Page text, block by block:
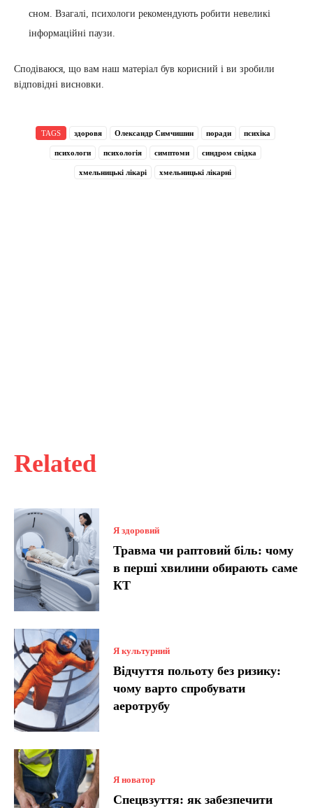
Related
Я здоровий
Травма чи раптовий біль: чому
в перші хвилини обирають саме
КТ
Я культурний
Відчуття польоту без ризику:
чому варто спробувати
аеротрубу
Я новатор
Спецвзуття: як забезпечити
сном. Взагалі, психологи рекомендують робити невеликі
інформаційні паузи.
Сподіваюся, що вам наш матеріал був корисний і ви зробили
відповідні висновки.
TAGS здоровя Олександр Симчишин поради психіка
психологи психологія симптоми синдром свідка
хмельницькі лікарі хмельницькі лікарні